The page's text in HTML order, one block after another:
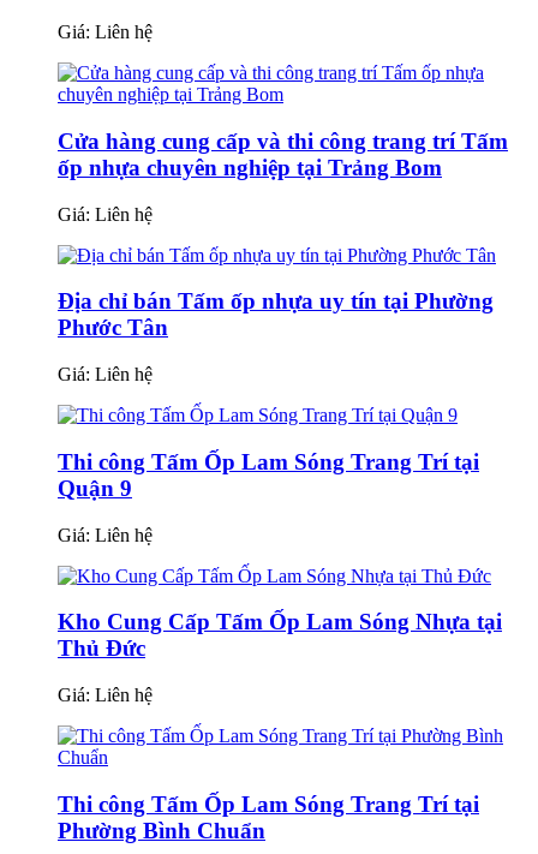
Giá: Liên hệ
Cửa hàng cung cấp và thi công trang trí Tấm
ốp nhựa chuyên nghiệp tại Trảng Bom
Giá: Liên hệ
Địa chỉ bán Tấm ốp nhựa uy tín tại Phường
Phước Tân
Giá: Liên hệ
Thi công Tấm Ốp Lam Sóng Trang Trí tại
Quận 9
Giá: Liên hệ
Kho Cung Cấp Tấm Ốp Lam Sóng Nhựa tại
Thủ Đức
Giá: Liên hệ
Thi công Tấm Ốp Lam Sóng Trang Trí tại
Phường Bình Chuẩn